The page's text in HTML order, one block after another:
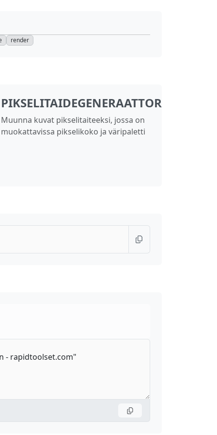
render
PIKSELITAIDEGENERAATTORI
Muunna kuvat pikselitaiteeksi, jossa on
muokattavissa pikselikoko ja väripaletti